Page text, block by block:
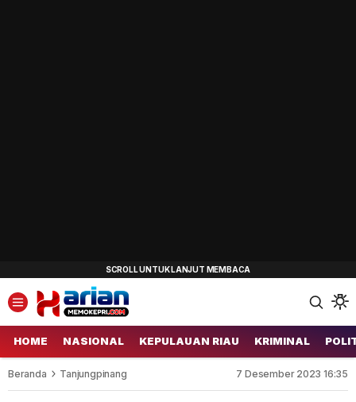
HOME NASIONAL KEPULAUAN RIAU KRIMINAL
Beranda Tanjungpinang 7 Desember 2023 16:35